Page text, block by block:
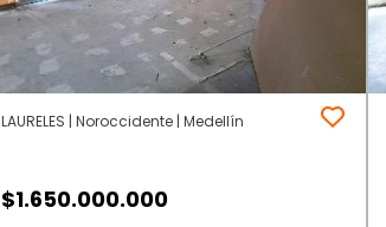
LAURELES | Noroccidente | Medellín
$1.650.000.000